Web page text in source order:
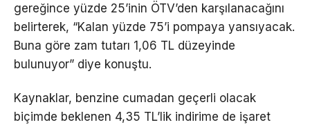
gereğince yüzde 25’inin ÖTV’den karşılanacağını
belirterek, “Kalan yüzde 75’i pompaya yansıyacak.
Buna göre zam tutarı 1,06 TL düzeyinde
bulunuyor” diye konuştu.
Kaynaklar, benzine cumadan geçerli olacak
biçimde beklenen 4,35 TL’lik indirime de işaret